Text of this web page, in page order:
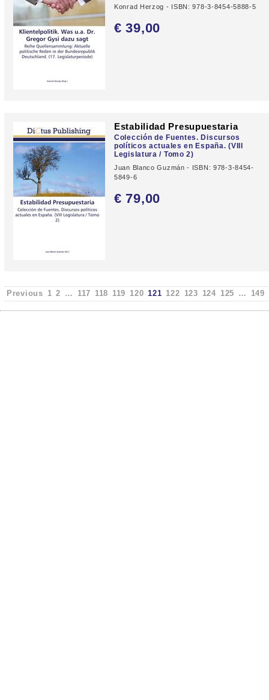
Konrad Herzog - ISBN: 978-3-8454-5888-5
€ 39,00
Estabilidad Presupuestaria
Colección de Fuentes. Discursos
políticos actuales en España. (VIII
Legislatura / Tomo 2)
Juan Blanco Guzmán - ISBN: 978-3-8454-
5849-6
€ 79,00
Previous 1 2 … 117 118 119 120 121 122 123 124 125 … 149